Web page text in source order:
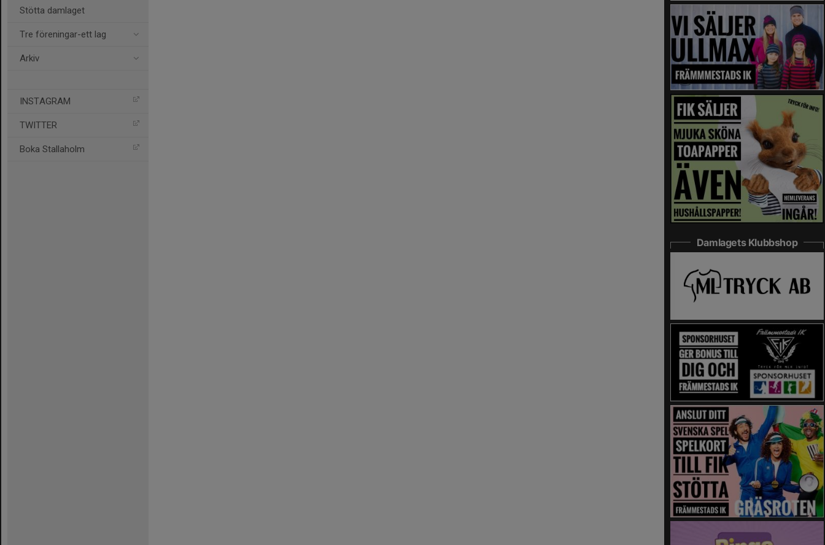
Stötta damlaget
Tre föreningar-ett lag
Arkiv
INSTAGRAM
TWITTER
Boka Stallaholm
Damlagets Klubbshop